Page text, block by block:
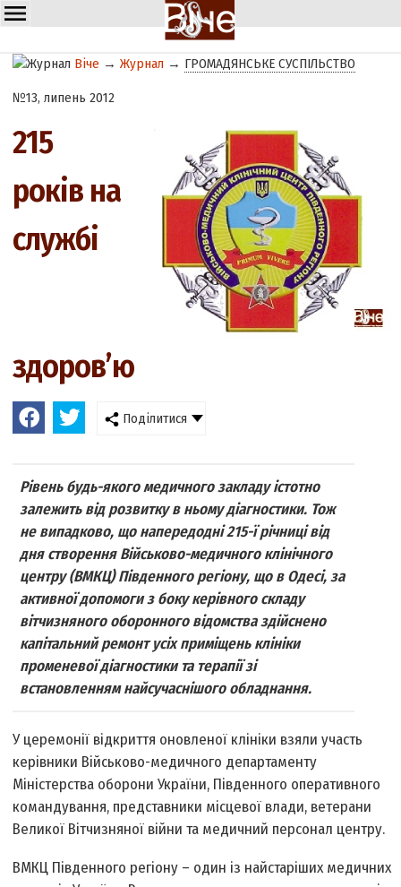
Віче →Журнал → ГРОМАДЯНСЬКЕ СУСПІЛЬСТВО
№13, липень 2012
215
років на
службі
здоров’ю
Поділитися
Рівень будь-якого медичного закладу істотно
залежить від розвитку в ньому діагностики. Тож
не випадково, що напередодні 215-ї річниці від
дня створення Військово-медичного клінічного
центру (ВМКЦ) Південного регіону, що в Одесі, за
активної допомоги з боку керівного складу
вітчизняного оборонного відомства здійснено
капітальний ремонт усіх приміщень клініки
променевої діагностики та терапії зі
встановленням найсучаснішого обладнання.
У церемонії відкриття оновленої клініки взяли участь
керівники Військово-медичного департаменту
Міністерства оборони України, Південного оперативного
командування, представники місцевої влади, ветерани
Великої Вітчизняної війни та медичний персонал центру.
ВМКЦ Південного регіону – один із найстаріших медичних